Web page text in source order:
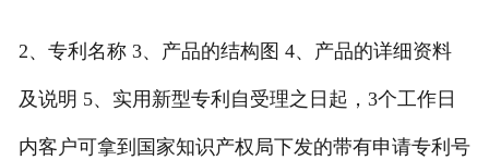
2、专利名称 3、产品的结构图 4、产品的详细资料
及说明 5、实用新型专利自受理之日起，3个工作日
内客户可拿到国家知识产权局下发的带有申请专利号